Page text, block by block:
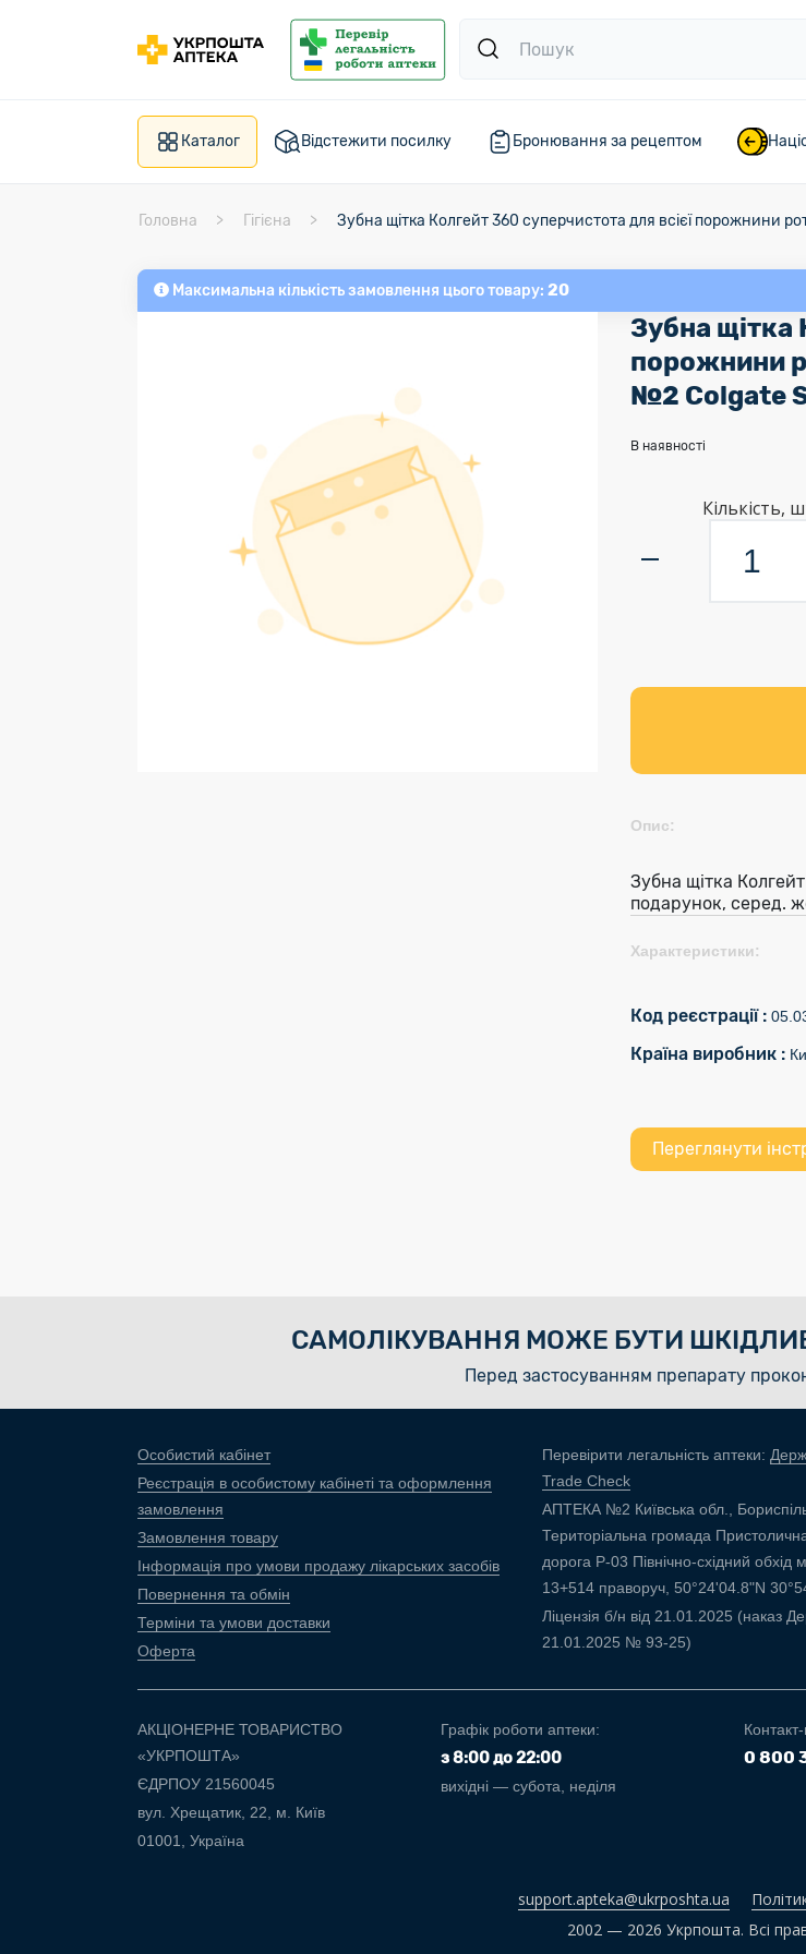
Каталог Відстежити посилку Бронювання за рецептом
Головна Гігієна Зубна щітка Колгейт 360 суперчистота для всієї порожнини
Максимальна кількість замовлення цього товару: 20
Зубна щітка
порожнини
№2 Colgate
В наявності
Кількість,
Опис:
Зубна щітка
подарунок, серед.
Характеристики:
Код реєстрації :
Країна виробник :
Переглянути
САМОЛІКУВАННЯ МОЖЕ БУТИ
Перед застосуванням препарату
Особистий кабінет
Реєстрація в особистому кабінеті та оформлення
замовлення
Замовлення товару
Інформація про умови продажу лікарських засобів
Повернення та обмін
Терміни та умови доставки
Оферта
Перевірити легальність аптеки:
Trade Check
АПТЕКА №2 Київська обл.,
Територіальна громада
дорога Р-03 Північно-східний обхід
13+514 праворуч, 50°24'04.8"N
Ліцензія б/н від 21.01.2025 (наказ
21.01.2025 № 93-25)
АКЦІОНЕРНЕ ТОВАРИСТВО
«УКРПОШТА»
ЄДРПОУ 21560045
вул. Хрещатик, 22, м. Київ
01001, Україна
Графік роботи аптеки:
з 8:00 до 22:00
вихідні — субота, неділя
0 800
support.apteka@ukrposhta.ua
2002 — 2026 Укрпошта. Всі